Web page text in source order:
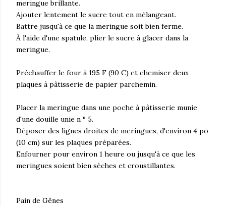
meringue brillante.
Ajouter lentement le sucre tout en mélangeant.
Battre jusqu'à ce que la meringue soit bien ferme.
À l'aide d'une spatule, plier le sucre à glacer dans la
meringue.
Préchauffer le four à 195 F (90 C) et chemiser deux
plaques à pâtisserie de papier parchemin.
Placer la meringue dans une poche à pâtisserie munie
d'une douille unie n ° 5.
Déposer des lignes droites de meringues, d'environ 4 po
(10 cm) sur les plaques préparées.
Enfourner pour environ 1 heure ou jusqu'à ce que les
meringues soient bien sèches et croustillantes.
Pain de Gênes